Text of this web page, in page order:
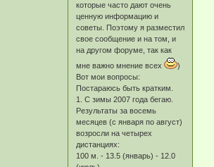
которые часто дают очень
ценную информацию и
советы. Поэтому я разместил
свое сообщение и на том, и
на другом форуме, так как
мне важно мнение всех
)
Вот мои вопросы:
Постараюсь быть кратким.
1. С зимы 2007 года бегаю.
Результаты за восемь
месяцев (с января по август)
возросли на четырех
дистанциях:
100 м. - 13.5 (январь) - 12.0